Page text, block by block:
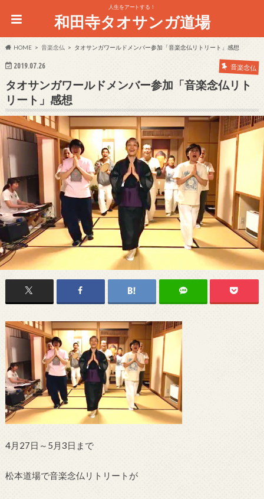
人生をアートする！
和田寺タオサンガ道場
HOME 音楽念仏 タオサンガワールドメンバー参加「音楽念仏リトリート」感想
2019.07.26 音楽念仏
タオサンガワールドメンバー参加「音楽念仏リト
リート」感想
4月27日～ 5月3日まで
松本道場で音楽念仏リトリートが